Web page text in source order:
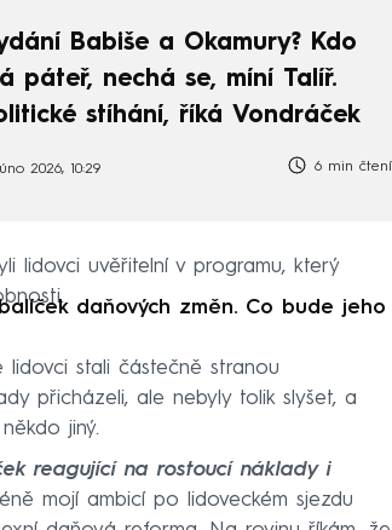
Babiše a Okamury? Kdo
páteř, nechá se, míní Talíř.
stíhání, říká Vondráček
2026, 10:29 6 min čtení
lidovci uvěřitelní v programu, který
daňových změn. Co bude jeho
stali částečně stranou
přicházeli, ale nebyly tolik slyšet, a
jiný.
reagující na rostoucí náklady i
mojí ambicí po lidoveckém sjezdu